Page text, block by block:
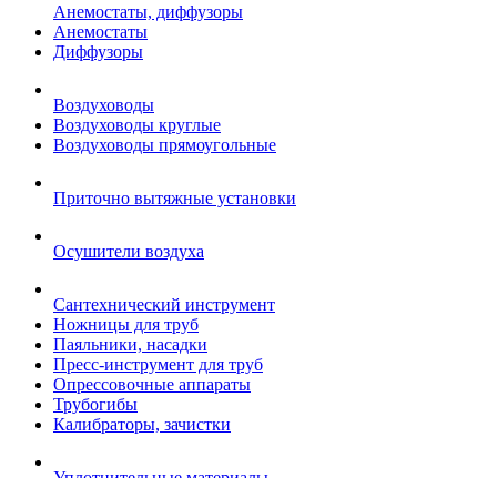
Анемостаты, диффузоры
Анемостаты
Диффузоры
Воздуховоды
Воздуховоды круглые
Воздуховоды прямоугольные
Приточно вытяжные установки
Осушители воздуха
Сантехнический инструмент
Ножницы для труб
Паяльники, насадки
Пресс-инструмент для труб
Опрессовочные аппараты
Трубогибы
Калибраторы, зачистки